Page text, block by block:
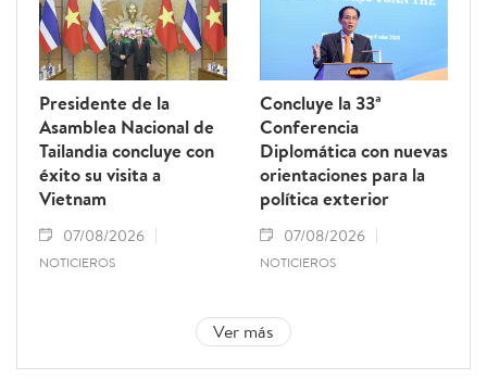
Presidente de la
Asamblea Nacional de
Tailandia concluye con
éxito su visita a
Vietnam
07/08/2026
NOTICIEROS
Concluye la 33ª
Conferencia
Diplomática con nuevas
orientaciones para la
política exterior
07/08/2026
NOTICIEROS
Ver más